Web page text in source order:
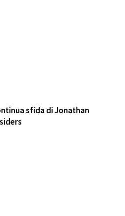
sfida di Jonathan